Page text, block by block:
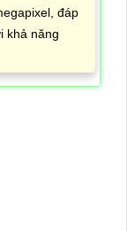
đáp
khả năng